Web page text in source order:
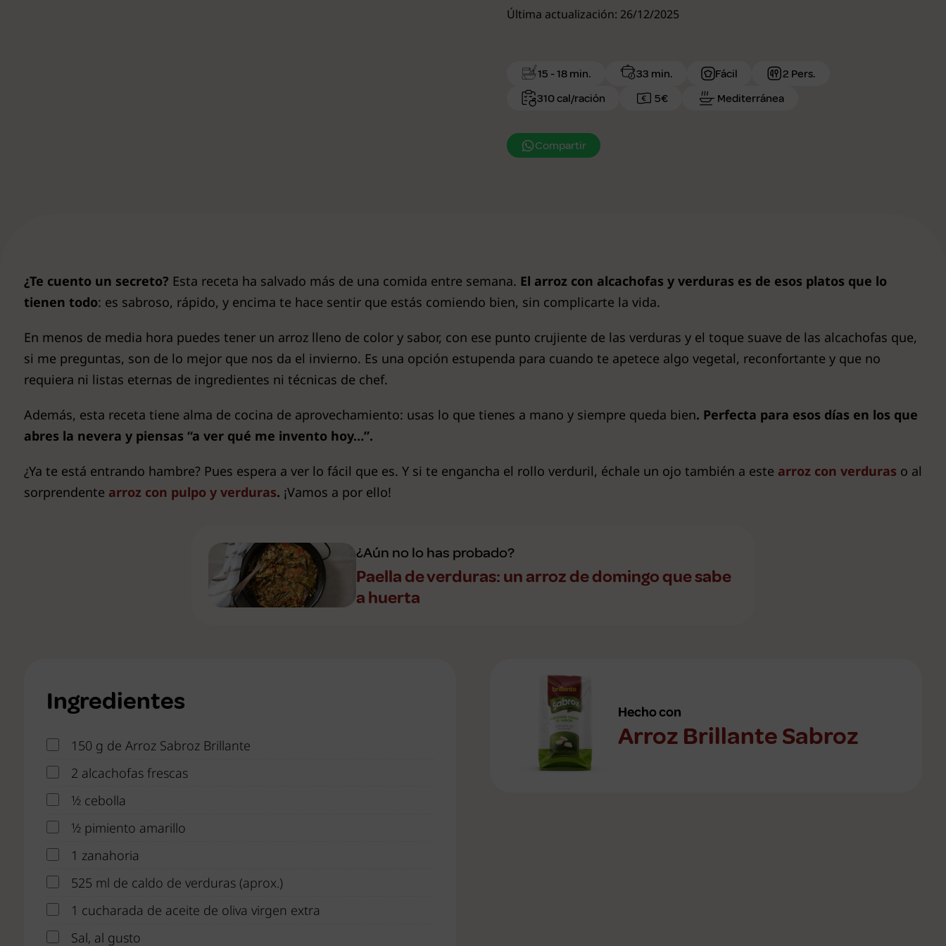
Última actualización: 26/12/2025
15 - 18 min. 33 min. Fácil
2 Pers.
310 cal/ración
5€ Mediterránea
Compartir
¿Te cuento un secreto? Esta receta ha salvado más de una comida entre semana. El arroz con alcachofas y verduras es de esos platos que lo
tienen todo: es sabroso, rápido, y encima te hace sentir que estás comiendo bien, sin complicarte la vida.
En menos de media hora puedes tener un arroz lleno de color y sabor, con ese punto crujiente de las verduras y el toque suave de las alcachofas que,
si me preguntas, son de lo mejor que nos da el invierno. Es una opción estupenda para cuando te apetece algo vegetal, reconfortante y que no
requiera ni listas eternas de ingredientes ni técnicas de chef.
Además, esta receta tiene alma de cocina de aprovechamiento: usas lo que tienes a mano y siempre queda bien. Perfecta para esos días en los que
abres la nevera y piensas “a ver qué me invento hoy…”.
¿Ya te está entrando hambre? Pues espera a ver lo fácil que es. Y si te engancha el rollo verduril, échale un ojo también a este arroz con verduras o al
sorprendente arroz con pulpo y verduras. ¡Vamos a por ello!
¿Aún no lo has probado?
Paella de verduras: un arroz de domingo que sabe
a huerta
Ingredientes
150 g de Arroz Sabroz Brillante
2 alcachofas frescas
1⁄2 cebolla
1⁄2 pimiento amarillo
1 zanahoria
525 ml de caldo de verduras (aprox.)
1 cucharada de aceite de oliva virgen extra
Sal, al gusto
Hecho con
Arroz Brillante Sabroz